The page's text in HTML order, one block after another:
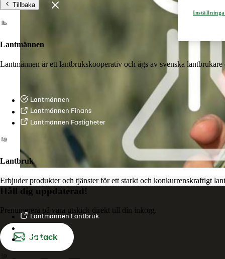
Tillbaka
Lantmännen
Lantmännen är ett lantbrukskooperativ och ägs av svenska
Lantmännen
Lantmännen Finans
Lantmännen Fastigheter
Lantbruk
Erbjuder produkter och tjänster för ett starkt och konkurrenskraftigt
Lantmännen Lantbruk
Odla
Håll dig uppdaterad!
Prenumerera på våra utskick direkt till din inkorg.
Ja tack